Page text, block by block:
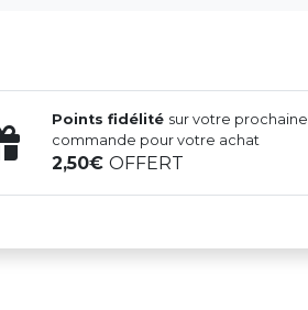
Points fidélité sur votre prochaine
commande pour votre achat
2,50OFFERT